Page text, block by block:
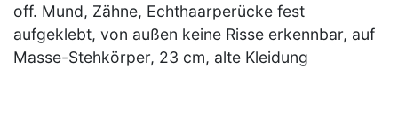
off. Mund, Zähne, Echthaarperücke fest
aufgeklebt, von außen keine Risse erkennbar, auf
Masse-Stehkörper, 23 cm, alte Kleidung